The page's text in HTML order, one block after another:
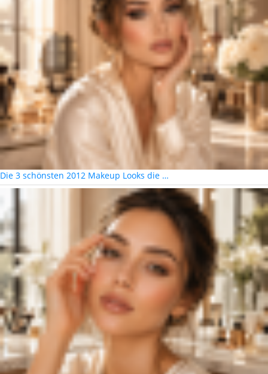
Die 3 schönsten 2012 Makeup Looks die …